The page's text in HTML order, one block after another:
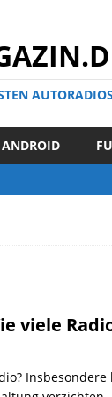
AUTORADIOS
ANDROID
viele